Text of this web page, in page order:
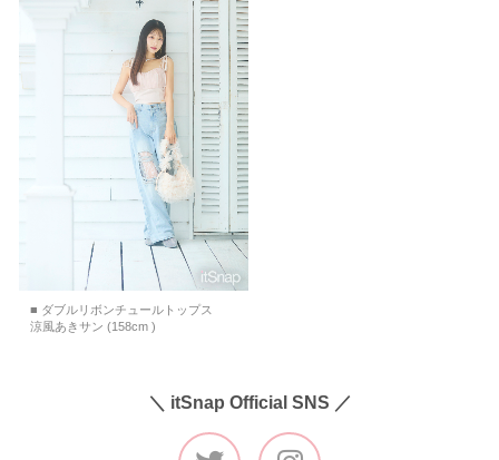
■ ダブルリボンチュールトップス
涼風あきサン (158cm )
＼ itSnap Official SNS ／